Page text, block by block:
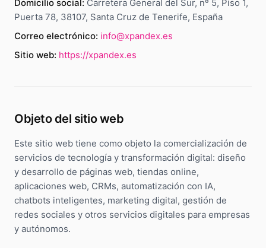
Integración IA
Atención al cliente 24/7
Domicilio social: Carretera General del Sur, nº 5, Piso 1,
Puerta 78, 38107, Santa Cruz de Tenerife, España
Correo electrónico: info@xpandex.es
Sitio web: https://xpandex.es
Objeto del sitio web
Este sitio web tiene como objeto la comercialización de
servicios de tecnología y transformación digital: diseño
y desarrollo de páginas web, tiendas online,
aplicaciones web, CRMs, automatización con IA,
chatbots inteligentes, marketing digital, gestión de
redes sociales y otros servicios digitales para empresas
y autónomos.